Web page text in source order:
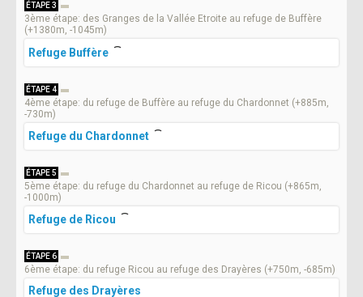
ÉTAPE 3
3ème étape: des Granges de la Vallée Etroite au refuge de Buffère
(+1380m, -1045m)
Refuge Buffère
ÉTAPE 4
4ème étape: du refuge de Buffère au refuge du Chardonnet (+885m,
-730m)
Refuge du Chardonnet
ÉTAPE 5
5ème étape: du refuge du Chardonnet au refuge de Ricou (+865m,
-1000m)
Refuge de Ricou
ÉTAPE 6
6ème étape: du refuge Ricou au refuge des Drayères (+750m, -685m)
Refuge des Drayères